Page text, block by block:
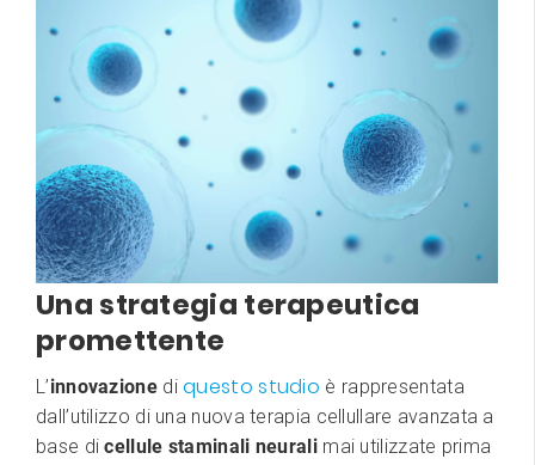
Una strategia terapeutica
promettente
L’innovazione diquesto studio è rappresentata
dall’utilizzo di una nuova terapia cellullare avanzata a
base dicellule staminali neuralimai utilizzate prima